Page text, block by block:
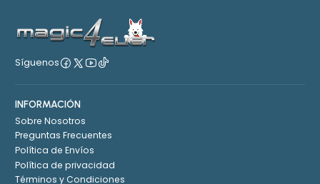
Síguenos
INFORMACIÓN
Sobre Nosotros
Preguntas Frecuentes
Política de Envíos
Política de privacidad
Términos y Condiciones